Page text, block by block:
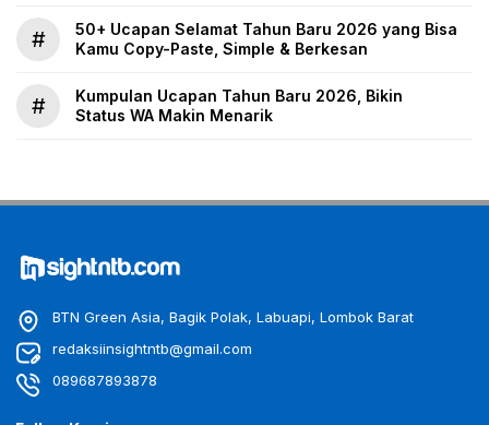
#
50+ Ucapan Selamat Tahun Baru 2026 yang Bisa
Kamu Copy-Paste, Simple & Berkesan
#
Kumpulan Ucapan Tahun Baru 2026, Bikin
Status WA Makin Menarik
BTN Green Asia, Bagik Polak, Labuapi, Lombok Barat
redaksiinsightntb@gmail.com
089687893878